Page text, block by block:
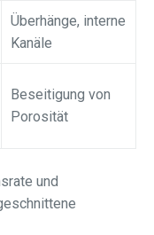
Überhänge, interne
Kanäle
Beseitigung von
Porosität
und